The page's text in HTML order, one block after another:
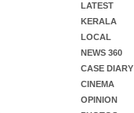
LATEST
KERALA
LOCAL
NEWS 360
CASE DIARY
CINEMA
OPINION